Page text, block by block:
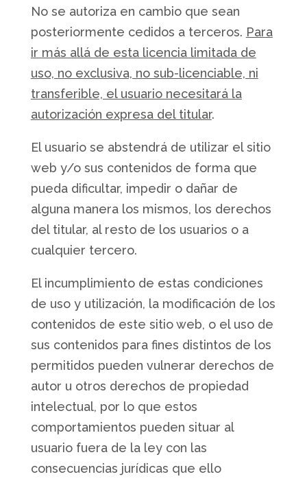
No se autoriza en cambio que sean
posteriormente cedidos a terceros. Para
ir más allá de esta licencia limitada de
uso, no exclusiva, no sub-licenciable, ni
transferible, el usuario necesitará la
autorización expresa del titular.
El usuario se abstendrá de utilizar el sitio
web y/o sus contenidos de forma que
pueda dificultar, impedir o dañar de
alguna manera los mismos, los derechos
del titular, al resto de los usuarios o a
cualquier tercero.
El incumplimiento de estas condiciones
de uso y utilización, la modificación de los
contenidos de este sitio web, o el uso de
sus contenidos para fines distintos de los
permitidos pueden vulnerar derechos de
autor u otros derechos de propiedad
intelectual, por lo que estos
comportamientos pueden situar al
usuario fuera de la ley con las
consecuencias jurídicas que ello